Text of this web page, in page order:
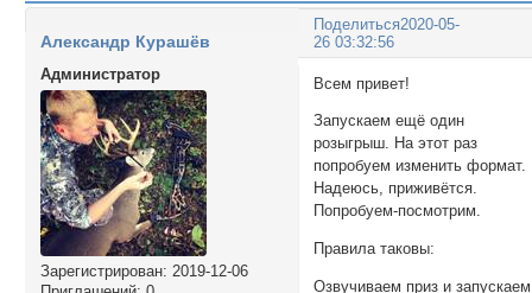
Поделиться2020-05-
26 03:32:56
Александр Курашёв
Администратор
Зарегистрирован: 2019-12-06
Всем привет!
Запускаем ещё один
розыгрыш. На этот раз
попробуем изменить формат.
Надеюсь, приживётся.
Попробуем-посмотрим.
Правила таковы:
Озвучиваем приз и запускаем